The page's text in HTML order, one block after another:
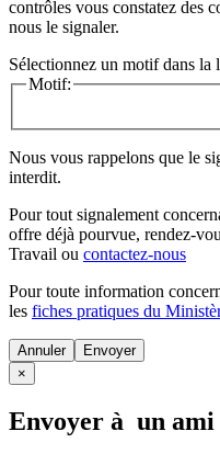
contrôles vous constatez des
nous le signaler.
Sélectionnez un motif dans la
Motif:
Nous vous rappelons que le
interdit.
Pour tout signalement
offre déjà pourvue, rendez-
Travail ou contactez-nous
Pour toute information
les fiches pratiques du
Annuler
×
Envoyer à un ami